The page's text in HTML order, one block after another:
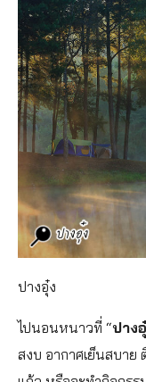
ปางอุ๋ง
ไปนอนหนาวที่ “ปาง
สงบ อากาศเย็นสบาย